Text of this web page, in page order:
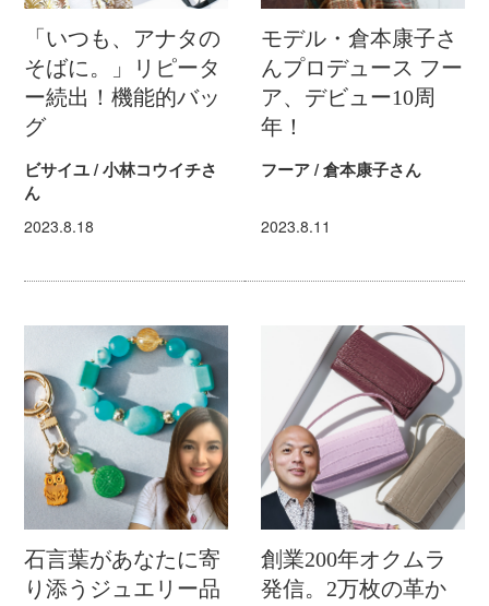
「いつも、アナタの
そばに。」リピータ
ー続出！機能的バッ
グ
ビサイユ / 小林コウイチさ
ん
2023.8.18
モデル・倉本康子さ
んプロデュース フー
ア、デビュー10周
年！
フーア / 倉本康子さん
2023.8.11
石言葉があなたに寄
り添うジュエリー品
創業200年オクムラ
発信。2万枚の革か